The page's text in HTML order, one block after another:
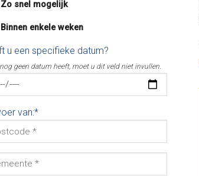
Zo snel mogelijk
Binnen enkele weken
u een specifieke datum?
geen datum heeft, moet u dit veld niet invullen.
van:*